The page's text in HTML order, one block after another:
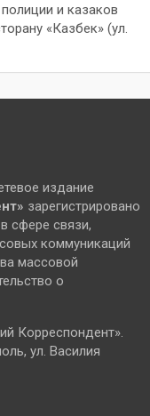
и казаков
«Казбек» (ул.
издание
зарегистрировано
сфере связи,
коммуникаций
массовой
о
Корреспондент».
ул. Василия